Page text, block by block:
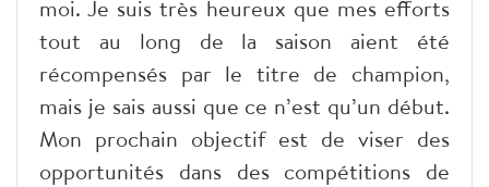
moi. Je suis très heureux que mes efforts
tout au long de la saison aient été
récompensés par le titre de champion,
mais je sais aussi que ce n’est qu’un début.
Mon prochain objectif est de viser des
opportunités dans des compétitions de